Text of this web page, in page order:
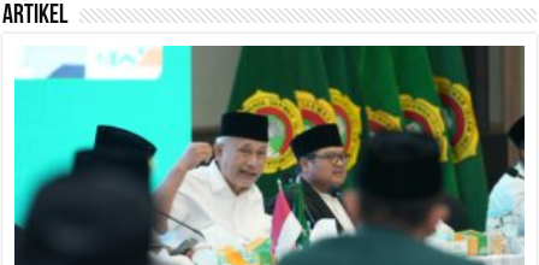
Artikel